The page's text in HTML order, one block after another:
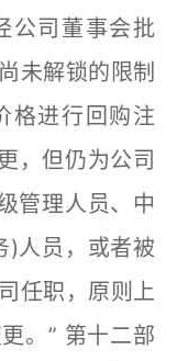
公司董事会批
未解锁的限制
格进行回购注
，但仍为公司
管理人员、中
)人员，或者被
任职，原则上
。” 第十二部